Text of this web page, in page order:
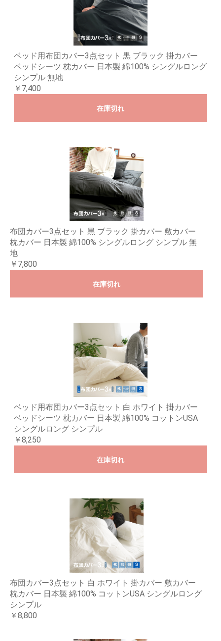
ベッド用布団カバー3点セット 黒 ブラック 掛カバー
ベッドシーツ 枕カバー 日本製 綿100% シングルロング
シンプル 無地
￥7,400
在庫切れ
布団カバー3点セット 黒 ブラック 掛カバー 敷カバー
枕カバー 日本製 綿100% シングルロング シンプル 無
地
￥7,800
在庫切れ
ベッド用布団カバー3点セット 白 ホワイト 掛カバー
ベッドシーツ 枕カバー 日本製 綿100% コットンUSA
シングルロング シンプル
￥8,250
在庫切れ
布団カバー3点セット 白 ホワイト 掛カバー 敷カバー
枕カバー 日本製 綿100% コットンUSA シングルロング
シンプル
￥8,800